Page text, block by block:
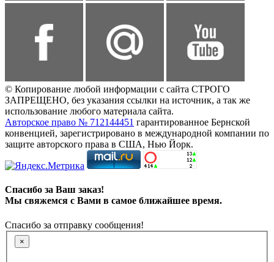
© Копирование любой информации с сайта СТРОГО
ЗАПРЕЩЕНО, без указания ссылки на источник, а так же
использование любого материала сайта.
Авторское право № 712144451 гарантированное Бернской
конвенцией, зарегистрировано в международной компании по
защите авторского права в США, Нью Йорк.
Спасибо за Ваш заказ!
Мы свяжемся с Вами в самое ближайшее время.
Спасибо за отправку сообщения!
×